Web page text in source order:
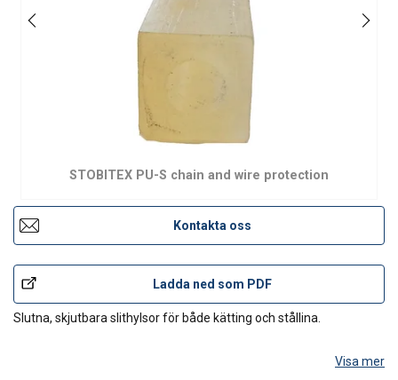
STOBITEX PU-S chain and wire protection
Kontakta oss
Ladda ned som PDF
Slutna, skjutbara slithylsor för både kätting och stållina.
Visa mer